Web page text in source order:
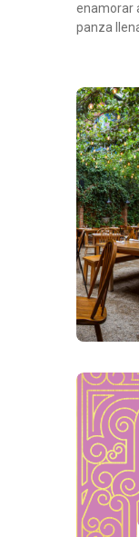
enamorar
panza